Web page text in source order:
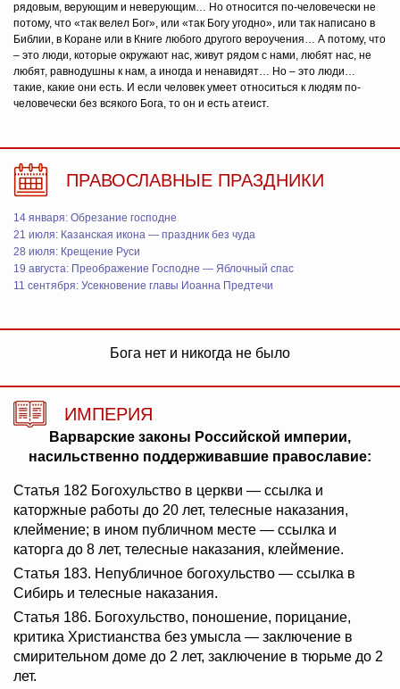
рядовым, верующим и неверующим… Но относится по-человечески не
потому, что «так велел Бог», или «так Богу угодно», или так написано в
Библии, в Коране или в Книге любого другого вероучения… А потому, что
– это люди, которые окружают нас, живут рядом с нами, любят нас, не
любят, равнодушны к нам, а иногда и ненавидят… Но – это люди…
такие, какие они есть. И если человек умеет относиться к людям по-
человечески без всякого Бога, то он и есть атеист.
ПРАВОСЛАВНЫЕ ПРАЗДНИКИ
14 января: Обрезание господне
21 июля: Казанская икона — праздник без чуда
28 июля: Крещение Руси
19 августа: Преображение Господне — Яблочный спас
11 сентября: Усекновение главы Иоанна Предтечи
Бога нет и никогда не было
ИМПЕРИЯ
Варварские законы Российской империи,
насильственно поддерживавшие православие:
Статья 182 Богохульство в церкви — ссылка и
каторжные работы до 20 лет, телесные наказания,
клеймение; в ином публичном месте — ссылка и
каторга до 8 лет, телесные наказания, клеймение.
Статья 183. Непубличное богохульство — ссылка в
Сибирь и телесные наказания.
Статья 186. Богохульство, поношение, порицание,
критика Христианства без умысла — заключение в
смирительном доме до 2 лет, заключение в тюрьме до 2
лет.